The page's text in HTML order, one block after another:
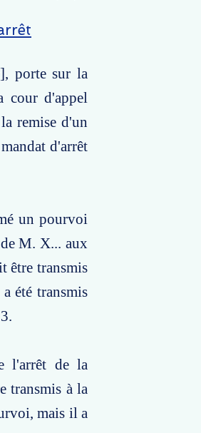
porte sur la
cour d'appel
remise d'un
d'arrêt
un pourvoi
M. X... aux
être transmis
été transmis
l'arrêt de la
transmis à la
mais il a